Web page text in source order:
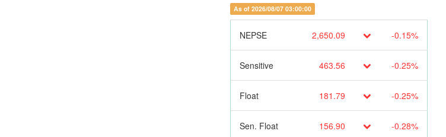
As of 2026/08/07 03:00:00
NEPSE 2,650.09 -0.15%
Sensitive 463.56 -0.25%
Float 181.79 -0.25%
Sen. Float 156.90 -0.28%